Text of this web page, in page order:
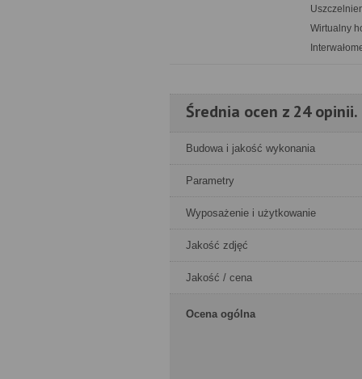
Wirtualny
Średnia ocen z 24 opinii.
Budowa i jakość wykonania
Parametry
Wyposażenie i użytkowanie
Jakość zdjęć
Jakość / cena
Ocena ogólna